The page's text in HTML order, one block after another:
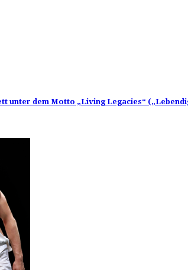
dem Motto „Living Legacies“